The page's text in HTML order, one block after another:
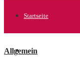
Startseite
Allgemein
Allgemein